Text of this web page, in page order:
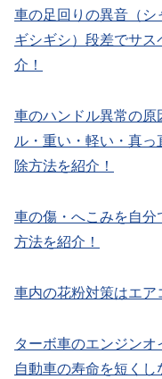
車の足回りの異音（シ
ギシギシ）段差でサ
介！
車のハンドル異常の原
ル・重い・軽い・真
除方法を紹介！
車の傷・へこみを自
方法を紹介！
車内の花粉対策はエア
ターボ車のエンジン
自動車の寿命を短くし